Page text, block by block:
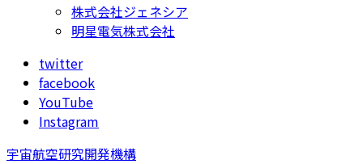
株式会社ジェネシア
明星電気株式会社
twitter
facebook
YouTube
Instagram
宇宙航空研究開発機構